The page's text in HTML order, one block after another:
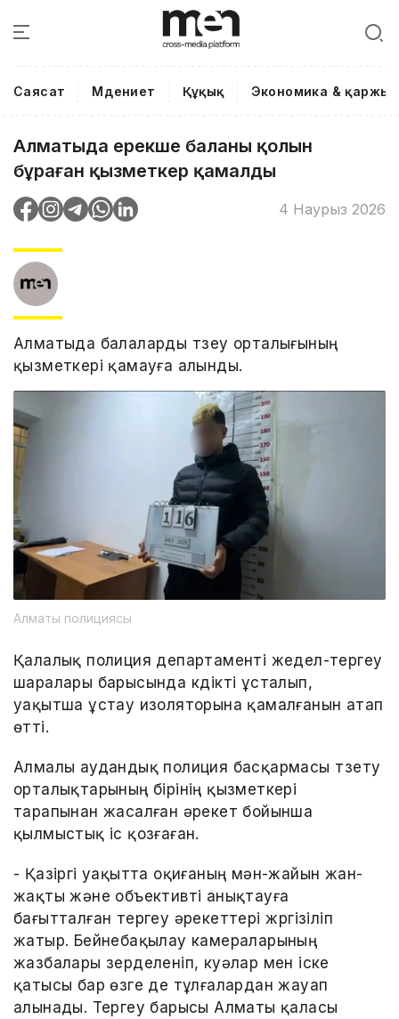
Саясат Мәдениет Құқық Экономика & қаржы
Алматыда ерекше баланың қолын
бұраған қызметкер қамалды
4 Наурыз 2026
Алматыда балаларды түзеу орталығының
қызметкері қамауға алынды.
Алматы полициясы
Қалалық полиция департаменті жедел-тергеу
шаралары барысында күдікті ұсталып,
уақытша ұстау изоляторына қамалғанын атап
өтті.
Алмалы аудандық полиция басқармасы түзету
орталықтарының бірінің қызметкері
тарапынан жасалған әрекет бойынша
қылмыстық іс қозғаған.
- Қазіргі уақытта оқиғаның мән-жайын жан-
жақты және объективті анықтауға
бағытталған тергеу әрекеттері жүргізіліп
жатыр. Бейнебақылау камераларының
жазбалары зерделеніп, куәлар мен іске
қатысы бар өзге де тұлғалардан жауап
алынады. Тергеу барысы Алматы қаласы